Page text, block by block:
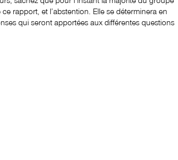
rapport, et l’abstention. Elle se déterminera en
qui seront apportées aux différentes questions